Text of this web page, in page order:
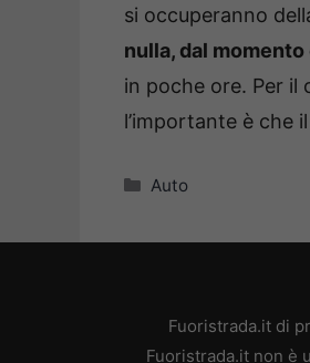
si occuperanno
nulla, dal
in poche ore. Per
l’importante è che
Categorie
Auto
Fuoristrada.it di
Fuoristrada.it non è